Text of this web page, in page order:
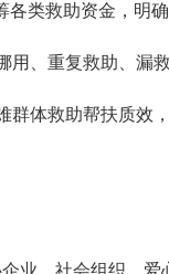
类救助资金，明确
、重复救助、漏救
体救助帮扶质效，
、社会组织、爱